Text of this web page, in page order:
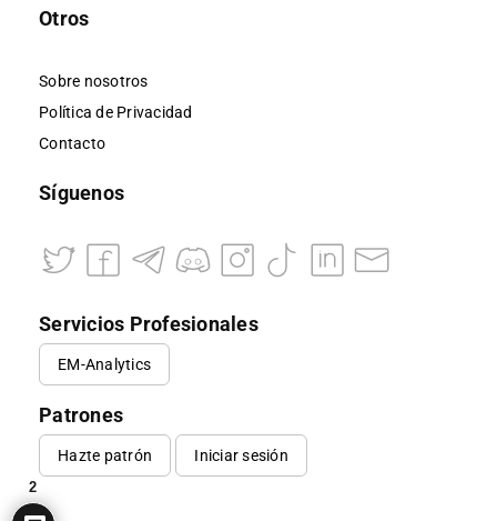
Otros
Sobre nosotros
Política de Privacidad
Contacto
Síguenos
Servicios Profesionales
EM-Analytics
Patrones
Hazte patrón Iniciar sesión
2